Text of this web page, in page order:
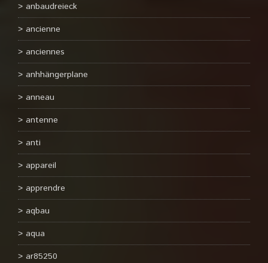
anbaudreieck
ancienne
anciennes
anhhängerplane
anneau
antenne
anti
appareil
apprendre
aqbau
aqua
ar85250